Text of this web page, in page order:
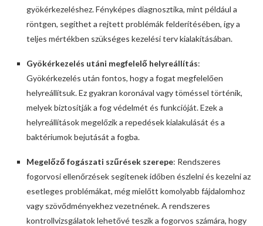
gyökérkezeléshez. Fényképes diagnosztika, mint például a
röntgen, segíthet a rejtett problémák felderítésében, így a
teljes mértékben szükséges kezelési terv kialakításában.
Gyökérkezelés utáni megfelelő helyreállítás:
Gyökérkezelés után fontos, hogy a fogat megfelelően
helyreállítsuk. Ez gyakran koronával vagy töméssel történik,
melyek biztosítják a fog védelmét és funkcióját. Ezek a
helyreállítások megelőzik a repedések kialakulását és a
baktériumok bejutását a fogba.
Megelőző fogászati szűrések szerepe: Rendszeres
fogorvosi ellenőrzések segítenek időben észlelni és kezelni az
esetleges problémákat, még mielőtt komolyabb fájdalomhoz
vagy szövődményekhez vezetnének. A rendszeres
kontrollvizsgálatok lehetővé teszik a fogorvos számára, hogy